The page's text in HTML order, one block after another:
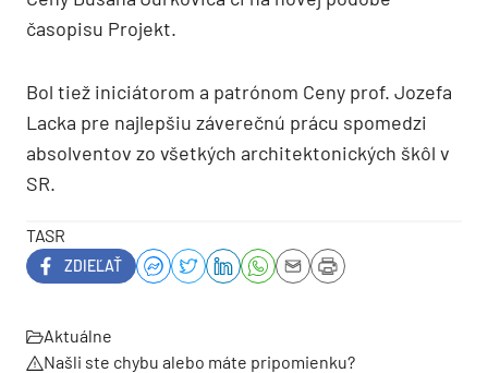
časopisu Projekt.
Bol tiež iniciátorom a patrónom Ceny prof. Jozefa
Lacka pre najlepšiu záverečnú prácu spomedzi
absolventov zo všetkých architektonických škôl v
SR.
TASR
ZDIEĽAŤ
Aktuálne
Našli ste chybu alebo máte pripomienku?